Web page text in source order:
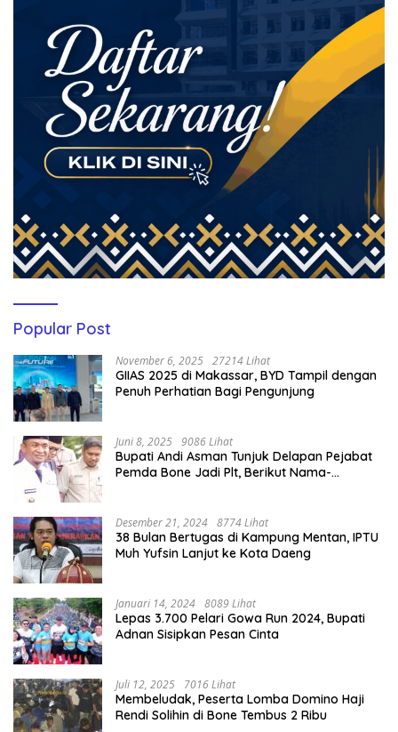
Popular Post
November 6, 2025 27214 Lihat
GIIAS 2025 di Makassar, BYD Tampil dengan
Penuh Perhatian Bagi Pengunjung
Juni 8, 2025 9086 Lihat
Bupati Andi Asman Tunjuk Delapan Pejabat
Pemda Bone Jadi Plt, Berikut Nama-
Desember 21, 2024 8774 Lihat
38 Bulan Bertugas di Kampung Mentan, IPTU
Muh Yufsin Lanjut ke Kota Daeng
Januari 14, 2024 8089 Lihat
Lepas 3.700 Pelari Gowa Run 2024, Bupati
Adnan Sisipkan Pesan Cinta
Juli 12, 2025 7016 Lihat
Membeludak, Peserta Lomba Domino Haji
Rendi Solihin di Bone Tembus 2 Ribu